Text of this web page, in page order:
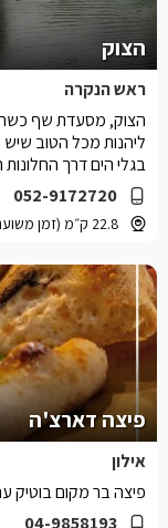
הצוק
ראש הנקרה
052-9172720
22.8 ק״מ (זמן משוער 24 דקות)
הצוק, מסעדת שף
ליהנות מכל הטוב
בגלי הים דרך החלונות
פיצה דארצ'ה
אילון
04-9858193
פיצה בר מקום בוטיק